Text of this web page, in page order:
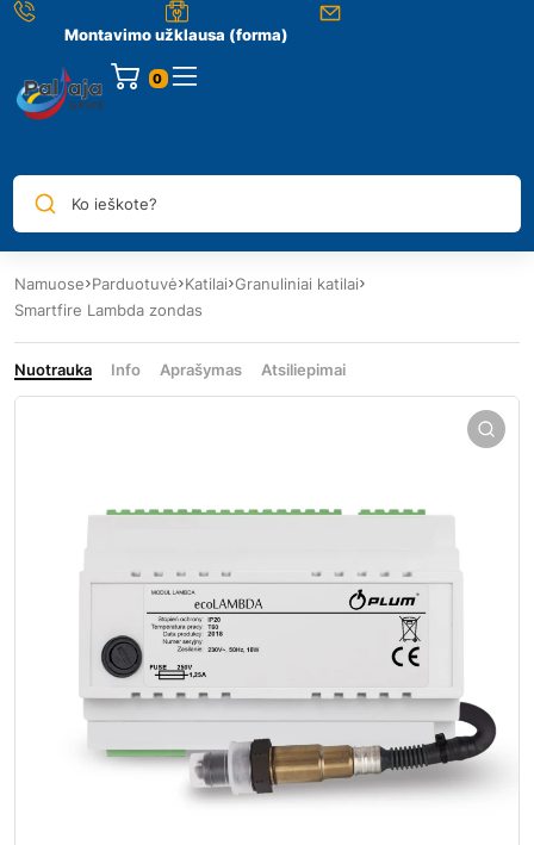
Montavimo užklausa (forma)
0
Ko ieškote?
Namuose Parduotuvė Katilai Granuliniai katilai
Smartfire Lambda zondas
Nuotrauka Info Aprašymas Atsiliepimai